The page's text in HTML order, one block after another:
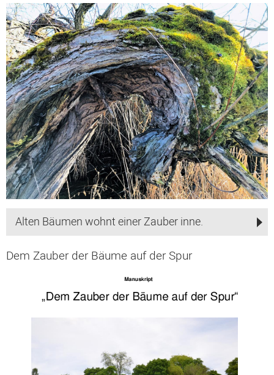
Alten Bäumen wohnt einer Zauber inne.
Dem Zauber der Bäume auf der Spur